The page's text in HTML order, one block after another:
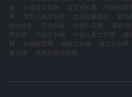
中国酒文化网 宝宝成长网 中国瓷器
网
世界儿童文学网 文玩收藏投资 宝岛
时尚文化
贝壳书画 中国兰花网 演讲与
育研究
中国文学网 中国儿童文学网
网
幸福教育网 戏曲文化网 茶艺文化网
趣搜搜
世界民俗文化网